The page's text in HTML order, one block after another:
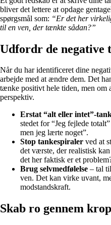
bliver det lettere at opdage
spørgsmål som: “Er det her
til en ven, der tænkte sådan?”
Udfordr de negative
Når du har identificeret dine
arbejde med at ændre dem. Det
tænke positivt hele tiden, men om
perspektiv.
Erstat “alt eller intet”-
stedet for “Jeg fejlede
men jeg lærte noget”.
Stop tankespiraler ved at
det værste, der realistisk
det her faktisk er et
Brug selvmedfølelse – tal
ven. Det kan virke uvant,
modstandskraft.
Skab ro gennem